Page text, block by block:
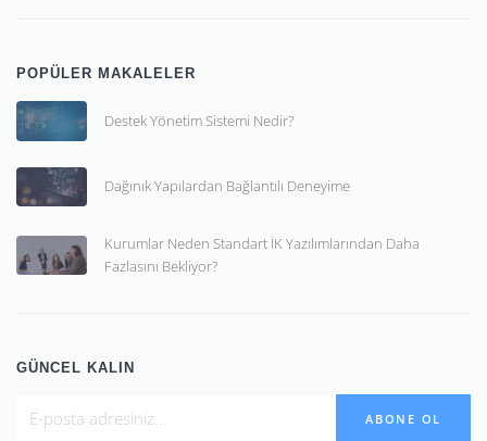
POPÜLER MAKALELER
Destek Yönetim Sistemi Nedir?
Dağınık Yapılardan Bağlantılı Deneyime
Kurumlar Neden Standart İK Yazılımlarından Daha
Fazlasını Bekliyor?
GÜNCEL KALIN
ABONE OL